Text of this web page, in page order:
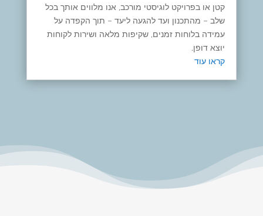
קטן או בפרויקט לוגיסטי מורכב, אנו מלווים אותך בכל
שלב – מהתכנון ועד להגעה ליעד – תוך הקפדה על
עמידה בלוחות זמנים, שקיפות מלאה ושירות לקוחות
יוצא דופן.​
קראו עוד